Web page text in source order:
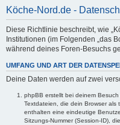
Köche-Nord.de -
Diese Richtlinie beschreibt, wie
Institutionen (im Folgenden „das
während deines Foren-Besuchs
UMFANG UND ART DER
Deine Daten werden auf zwei
phpBB erstellt bei deinem
Textdateien, die dein Browser als
enthalten eine eindeutige
Sitzungs-Nummer (Session-ID),